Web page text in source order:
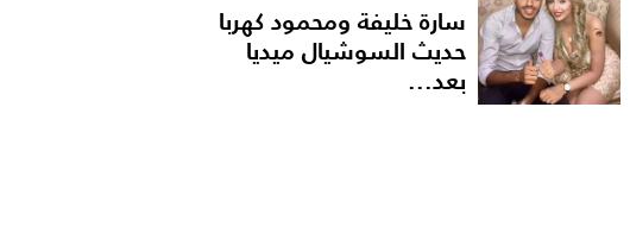
سارة خليفة ومحمود كهربا
حديث السوشيال ميديا
بعد...